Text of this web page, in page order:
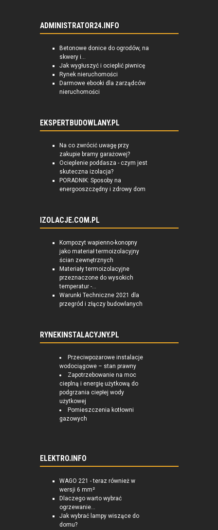
ADMINISTRATOR24.INFO
Betonowe donice do ogrodów, na
skwery i...
Jak wygłuszyć i ocieplić piwnicę
Rynek nieruchomości
Darmowe ebooki dla zarządców
nieruchomości
EKSPERTBUDOWLANY.PL
Na co zwrócić uwagę przy
zakupie bramy garażowej?
Ocieplenie poddasza - czym jest
skuteczna izolacja?
PORADNIK: Sposoby na
energooszczędny i zdrowy dom
IZOLACJE.COM.PL
Kompozyt wapienno-konopny
jako materiał termoizolacyjny
ścian zewnętrznych
Materiały termoizolacyjne
przeznaczone do wysokich
temperatur -...
Warunki Techniczne 2021 dla
przegród i złączy budowlanych
RYNEKINSTALACYJNY.PL
Przeciwpożarowe instalacje
wodociągowe – stan prawny
Zapotrzebowanie na moc
cieplną i energię użytkową do
podgrzania ciepłej wody
użytkowej
Pomieszczenia kotłowni
gazowych
ELEKTRO.INFO
WAGO 221 - teraz również w
wersji 6 mm²
Dlaczego warto wybrać
ogrzewanie...
Jak wybrać lampy wiszące do
domu?